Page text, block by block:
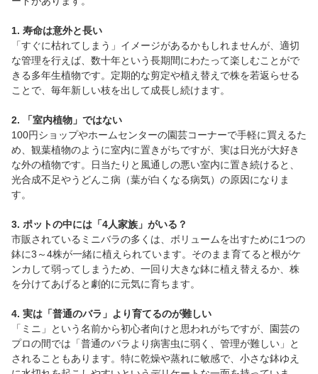
1. 寿命は意外と長い
「すぐに枯れてしまう」イメージがあるかもしれませんが、適切
な管理を行えば、数十年という長期間にわたって楽しむことがで
きる多年生植物です。定期的な剪定や植え替えで株を若返らせる
ことで、毎年新しい枝を出して成長し続けます。
2. 「室内植物」ではない
100円ショップやホームセンターの園芸コーナーで手軽に買えるた
め、観葉植物のように室内に置きがちですが、実は日光が大好き
な外の植物です。日当たりと風通しの悪い室内に置き続けると、
光合成不足やうどんこ病（葉が白くなる病気）の原因になりま
す。
3. ポットの中には「4人家族」がいる？
市販されているミニバラの多くは、ボリュームを出すために1つの
鉢に3～4株が一緒に植えられています。そのまま育てると根がケ
ンカして弱ってしまうため、一回り大きな鉢に植え替えるか、株
を分けてあげると劇的に元気に育ちます。
4. 実は「普通のバラ」より育てるのが難しい
「ミニ」という名前から初心者向けと思われがちですが、園芸の
プロの間では「普通のバラより病害虫に弱く、管理が難しい」と
されることもあります。特に乾燥や蒸れに敏感で、小さな鉢ゆえ